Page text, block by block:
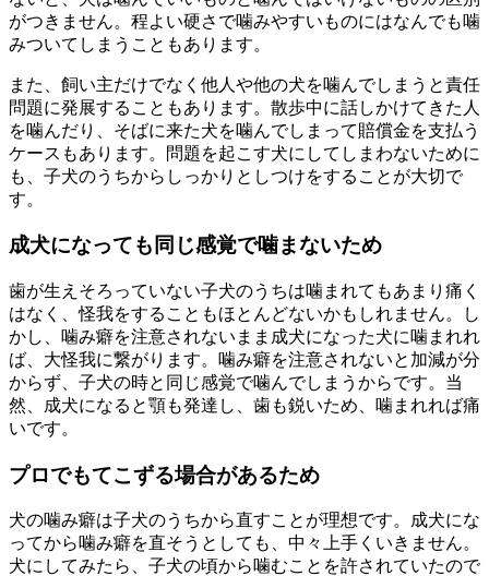
がつきません。程よい硬さで噛みやすいものにはなんでも噛
みついてしまうこともあります。
また、飼い主だけでなく他人や他の犬を噛んでしまうと責任
問題に発展することもあります。散歩中に話しかけてきた人
を噛んだり、そばに来た犬を噛んでしまって賠償金を支払う
ケースもあります。問題を起こす犬にしてしまわないために
も、子犬のうちからしっかりとしつけをすることが大切で
す。
成犬になっても同じ感覚で噛まないため
歯が生えそろっていない子犬のうちは噛まれてもあまり痛く
はなく、怪我をすることもほとんどないかもしれません。し
かし、噛み癖を注意されないまま成犬になった犬に噛まれれ
ば、大怪我に繋がります。噛み癖を注意されないと加減が分
からず、子犬の時と同じ感覚で噛んでしまうからです。当
然、成犬になると顎も発達し、歯も鋭いため、噛まれれば痛
いです。
プロでもてこずる場合があるため
犬の噛み癖は子犬のうちから直すことが理想です。成犬にな
ってから噛み癖を直そうとしても、中々上手くいきません。
犬にしてみたら、子犬の頃から噛むことを許されていたので